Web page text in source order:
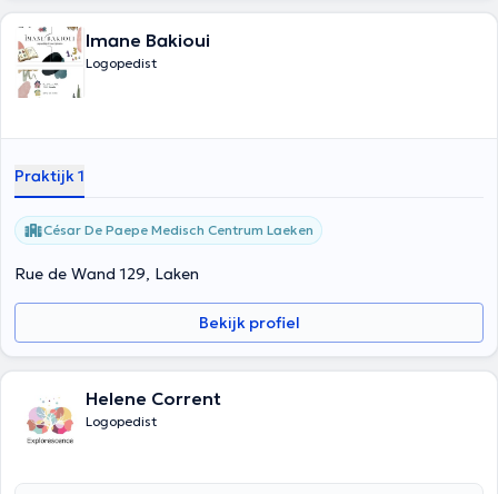
Imane Bakioui
Logopedist
Praktijk 1
César De Paepe Medisch Centrum Laeken
Rue de Wand 129, Laken
Bekijk profiel
Helene Corrent
Logopedist